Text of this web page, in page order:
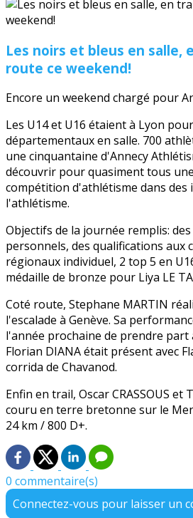
Les noirs et bleus en salle,
route ce weekend!
Encore un weekend chargé pour
Les U14 et U16 étaient à Lyon
départementaux en salle. 700
une cinquantaine d'Annecy
découvrir pour quasiment tous
compétition d'athlétisme dans des
l'athlétisme.
Objectifs de la journée remplis:
personnels, des qualifications aux
régionaux individuel, 2 top 5 en
médaille de bronze pour Liya LE
Coté route, Stephane MARTIN
l'escalade à Genève. Sa
l'année prochaine de prendre part
Florian DIANA était présent avec
corrida de Chavanod.
Enfin en trail, Oscar CRASSOUS et
couru en terre bretonne sur le
24 km / 800 D+.
0 commentaire(s)
Connectez-vous pour laisser un